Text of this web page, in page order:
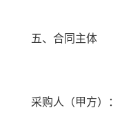
五、合同主体
采购人（甲方）：